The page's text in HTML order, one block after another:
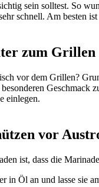
sein solltest. So
schnell. Am besten
zum Grillen
vor dem Grillen?
einlegen.
vor
ist, dass die
in Öl an und lasse sie